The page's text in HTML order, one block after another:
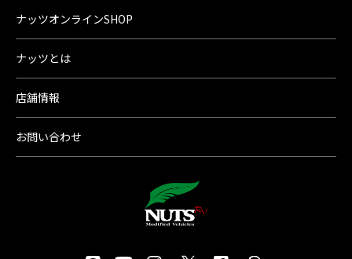
ナッツオンラインSHOP
ナッツとは
店舗情報
お問い合わせ